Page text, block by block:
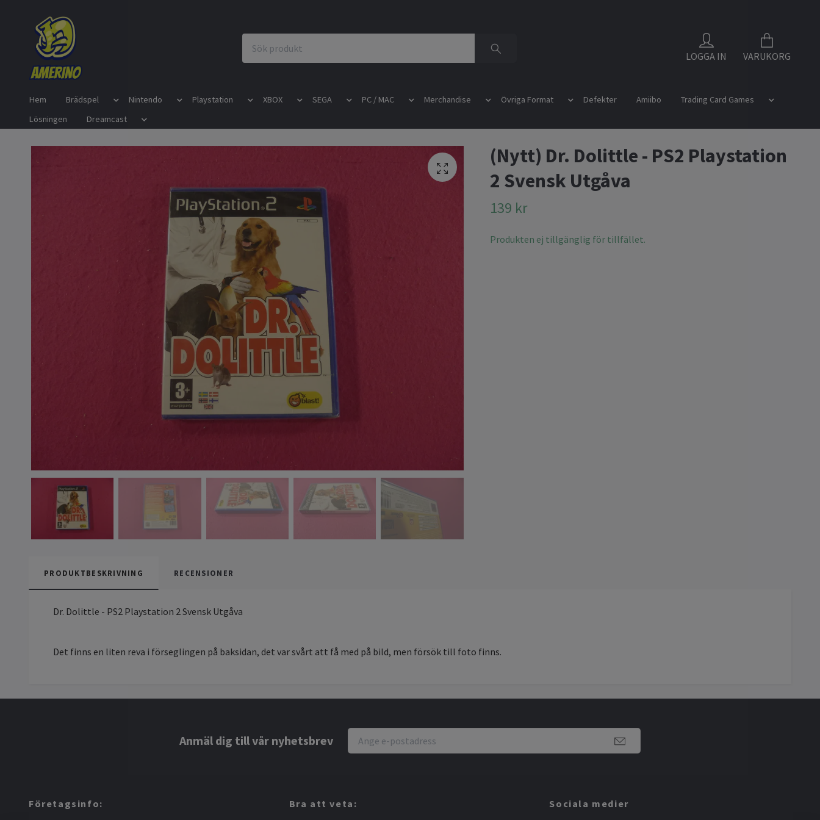
LOGGA IN VARUKORG
Hem Brädspel Nintendo Playstation XBOX SEGA PC / MAC Merchandise Övriga Format Defekter Amiibo
Trading Card Games
Lösningen
Dreamcast
(Nytt) Dr. Dolittle - PS2 Playstation
2 Svensk Utgåva
139 kr
Produkten ej tillgänglig för tillfället.
PRODUKTBESKRIVNING RECENSIONER
Dr. Dolittle - PS2 Playstation 2 Svensk Utgåva
Det finns en liten reva i förseglingen på baksidan, det var svårt att få med på bild, men försök till foto finns.
Anmäl dig till vår nyhetsbrev
Företagsinfo: Bra att veta: Sociala medier